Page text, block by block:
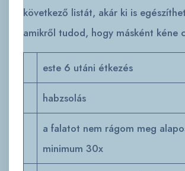
következő listát, akár ki is
amikről tudod, hogy másként kéne
este 6 utáni étkezés
habzsolás
a falatot nem rágom meg
minimum 30x